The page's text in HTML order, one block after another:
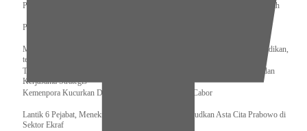
Panglima TNI Sambut Kedatangan Presiden RI Usai Lawatan ke Timur Tengah
Pengurus Pusat Pordasi Pacu Dapat Pesan dari Sri Paduka
Menag RI dan Dua Menteri Yordania Jalin Sinergi Bidang Wakaf dan Pendidikan,
termasuk Beasiswa
Tiba di Tanah Air, Presiden Prabowo Subianto Bawa Komitmen Investasi dan
Kerjasama Strategis
Kemenpora Kucurkan Dana untuk Pelatnas pada 13 Cabor
Lantik 6 Pejabat, Menekraf Tegaskan Komitmen Wujudkan Asta Cita Prabowo di
Sektor Ekraf